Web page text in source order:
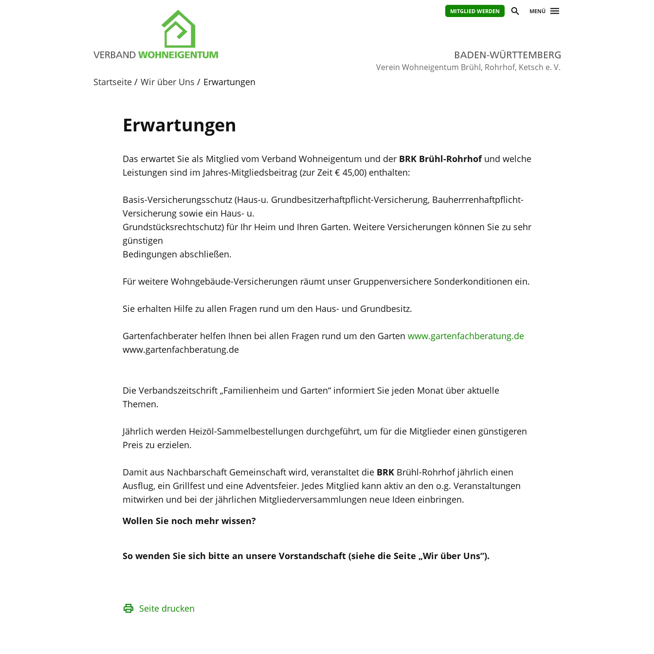
MITGLIED WERDEN MENÜ
Verein Wohneigentum Brühl, Rohrhof, Ketsch e. V.
Startseite Wir über Uns Erwartungen
Erwartungen
Das erwartet Sie als Mitglied vom Verband Wohneigentum und der BRK Brühl-Rohrhofund welche
Leistungen sind im Jahres-Mitgliedsbeitrag (zur Zeit € 45,00) enthalten:
Basis-Versicherungsschutz (Haus-u. Grundbesitzerhaftpflicht-Versicherung, Bauherrrenhaftpflicht-
Versicherung sowie ein Haus- u.
Grundstücksrechtschutz) für Ihr Heim und Ihren Garten. Weitere Versicherungen können Sie zu sehr
günstigen
Bedingungen abschließen.
Für weitere Wohngebäude-Versicherungen räumt unser Gruppenversichere Sonderkonditionen ein.
Sie erhalten Hilfe zu allen Fragen rund um den Haus- und Grundbesitz.
Gartenfachberater helfen Ihnen bei allen Fragen rund um den Garten www.gartenfachberatung.de
www.gartenfachberatung.de
Die Verbandszeitschrift „Familienheim und Garten“ informiert Sie jeden Monat über aktuelle
Themen.
Jährlich werden Heizöl-Sammelbestellungen durchgeführt, um für die Mitglieder einen günstigeren
Preis zu erzielen.
Damit aus Nachbarschaft Gemeinschaft wird, veranstaltet die BRK Brühl-Rohrhof jährlich einen
Ausflug, ein Grillfest und eine Adventsfeier. Jedes Mitglied kann aktiv an den o.g. Veranstaltungen
mitwirken und bei der jährlichen Mitgliederversammlungen neue Ideen einbringen.
Wollen Sie noch mehr wissen?
So wenden Sie sich bitte an unsere Vorstandschaft (siehe die Seite „Wir über Uns“).
Seite drucken